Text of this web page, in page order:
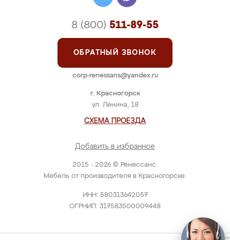
2015 - 2026 © Ренессанс.
Мебель от производителя в Красногорске.
ИНН: 580313642057
ОГРНИП: 317583500009448
г. Красногорск
ул. Ленина, 18
СХЕМА ПРОЕЗДА
Добавить в избранное
8 (800) 511-89-55
ОБРАТНЫЙ ЗВОНОК
corp-renessans@yandex.ru